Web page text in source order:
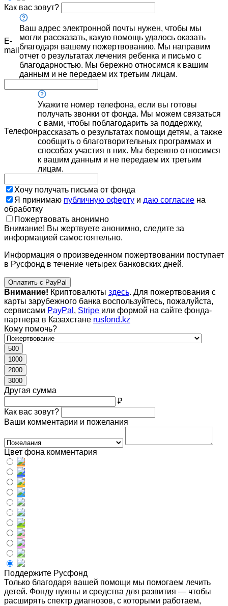
Как вас зовут?
E-
mail
Ваш адрес электронной почты нужен, чтобы мы
могли рассказать, какую помощь удалось оказать
благодаря вашему пожертвованию. Мы направим
отчет о результатах лечения ребенка и письмо с
благодарностью. Мы бережно относимся к вашим
данным и не передаем их третьим лицам.
Телефон
Укажите номер телефона, если вы готовы
получать звонки от фонда. Мы можем связаться
с вами, чтобы поблагодарить за поддержку,
рассказать о результатах помощи детям, а также
сообщить о благотворительных программах и
способах участия в них. Мы бережно относимся
к вашим данным и не передаем их третьим
лицам.
Хочу получать письма от фонда
Я принимаю публичную оферту и даю согласие на
обработку
Пожертвовать анонимно
Внимание! Вы жертвуете анонимно, следите за
информацией самостоятельно.
Информация о произведенном пожертвовании поступает
в Русфонд в течение четырех банковских дней.
Оплатить с PayPal
Внимание! Криптовалюты здесь. Для пожертвования с
карты зарубежного банка воспользуйтесь, пожалуйста,
сервисами PayPal , Stripe или формой на сайте фонда-
партнера в Казахстане rusfond.kz
Кому помочь?
500
1000
2000
3000
Другая сумма
₽
Как вас зовут?
Ваши комментарии и пожелания
Цвет фона комментария
Поддержите Русфонд
Только благодаря вашей помощи мы помогаем лечить
детей. Фонду нужны и средства для развития — чтобы
расширять спектр диагнозов, с которыми работаем,